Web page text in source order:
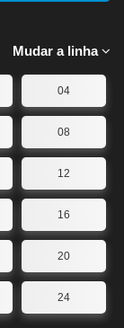
Mudar a linha
04
08
12
16
20
24